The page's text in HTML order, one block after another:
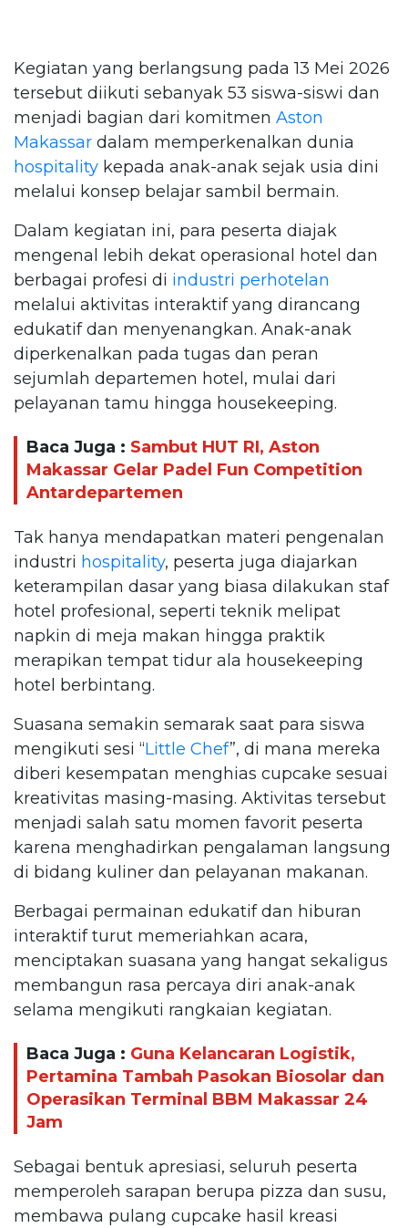
Kegiatan yang berlangsung pada 13 Mei 2026
tersebut diikuti sebanyak 53 siswa-siswi dan
menjadi bagian dari komitmen Aston
Makassar dalam memperkenalkan dunia
hospitality kepada anak-anak sejak usia dini
melalui konsep belajar sambil bermain.
Dalam kegiatan ini, para peserta diajak
mengenal lebih dekat operasional hotel dan
berbagai profesi di industri perhotelan
melalui aktivitas interaktif yang dirancang
edukatif dan menyenangkan. Anak-anak
diperkenalkan pada tugas dan peran
sejumlah departemen hotel, mulai dari
pelayanan tamu hingga housekeeping.
Baca Juga : Sambut HUT RI, Aston
Makassar Gelar Padel Fun Competition
Antardepartemen
Tak hanya mendapatkan materi pengenalan
industri hospitality, peserta juga diajarkan
keterampilan dasar yang biasa dilakukan staf
hotel profesional, seperti teknik melipat
napkin di meja makan hingga praktik
merapikan tempat tidur ala housekeeping
hotel berbintang.
Suasana semakin semarak saat para siswa
mengikuti sesi “Little Chef”, di mana mereka
diberi kesempatan menghias cupcake sesuai
kreativitas masing-masing. Aktivitas tersebut
menjadi salah satu momen favorit peserta
karena menghadirkan pengalaman langsung
di bidang kuliner dan pelayanan makanan.
Berbagai permainan edukatif dan hiburan
interaktif turut memeriahkan acara,
menciptakan suasana yang hangat sekaligus
membangun rasa percaya diri anak-anak
selama mengikuti rangkaian kegiatan.
Baca Juga : Guna Kelancaran Logistik,
Pertamina Tambah Pasokan Biosolar dan
Operasikan Terminal BBM Makassar 24
Jam
Sebagai bentuk apresiasi, seluruh peserta
memperoleh sarapan berupa pizza dan susu,
membawa pulang cupcake hasil kreasi